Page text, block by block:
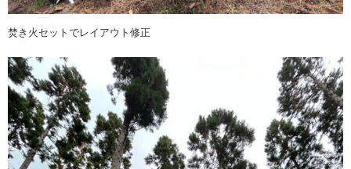
焚き火セットでレイアウト修正